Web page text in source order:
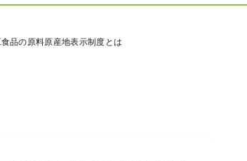
品の原料原産地表示制度とは